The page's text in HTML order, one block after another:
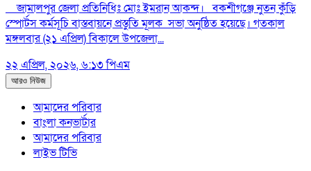
জামালপুর জেলা প্রতিনিধিঃ মোঃ ইমরান আকন্দ। বকশীগঞ্জে নুতন কুঁড়ি
স্পোর্টস কর্মসূচি বাস্তবায়নে প্রস্তুতি মূলক সভা অনুষ্ঠিত হয়েছে। গতকাল
মঙ্গলবার (২১ এপ্রিল) বিকালে উপজেলা...
২২ এপ্রিল, ২০২৬, ৬:১৩ পিএম
আরও নিউজ
আমাদের পরিবার
বাংলা কনভার্টার
আমাদের পরিবার
লাইভ টিভি